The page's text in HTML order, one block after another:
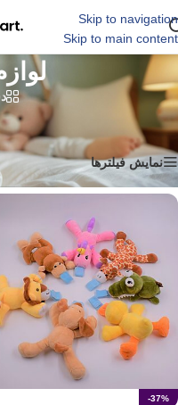
Skip to navigation
Skip to main content
خانه/آرام کردن نوزاد لوازم پستانک
نمایش فیلترها
-37%